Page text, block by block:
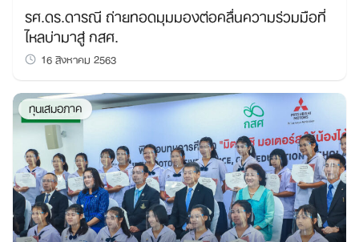
รศ.ดร.ดารณี ถ่ายทอดมุมมองต่อคลื่นความร่วมมือที่
ไหลบ่ามาสู่ กสศ.
16 สิงหาคม 2563
ทุนเสมอภาค